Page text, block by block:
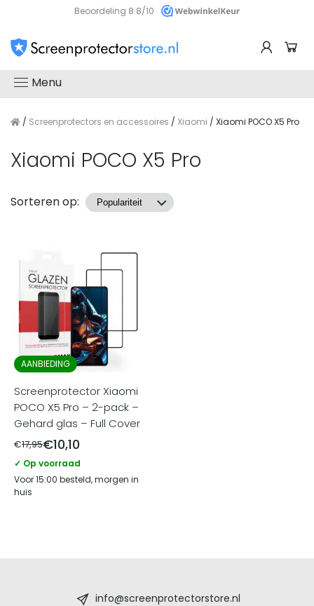
Beoordeling 8.8/10
Menu
/ Screenprotectors en accessoires / Xiaomi / Xiaomi POCO X5 Pro
Xiaomi POCO X5 Pro
Producten
Sorteren op:
AANBIEDING
Screenprotector Xiaomi
POCO X5 Pro – 2-pack –
Gehard glas – Full Cover
€17,95€10,10
✓ Op voorraad
Voor 15:00 besteld, morgen in
huis
info@screenprotectorstore.nl